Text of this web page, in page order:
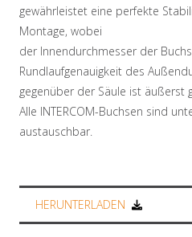
gewährleistet eine perfekte
Montage, wobei
der Innendurchmesser der
Rundlaufgenauigkeit des
gegenüber der Säule ist äußerst
Alle INTERCOM-Buchsen sind
austauschbar.
HERUNTERLADEN